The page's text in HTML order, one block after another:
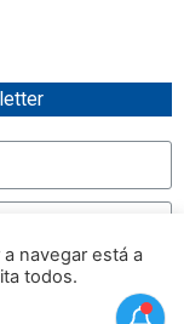
navegar está a
todos.